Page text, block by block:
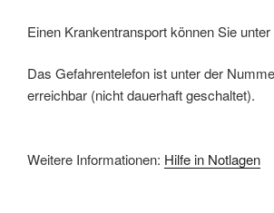
Einen Krankentransport können Sie unter
Das Gefahrentelefon ist unter der
erreichbar (nicht dauerhaft geschaltet).
Weitere Informationen: Hilfe in Notlagen